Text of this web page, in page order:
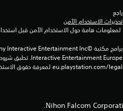
راجع
تحذيرات الاستخدام الآمن
eu.playstation.com/legal لمعرفة حقوق الاستخدام الكاملة.